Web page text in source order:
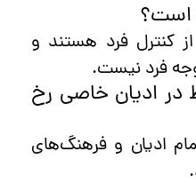
است؟
کنترل فرد هستند و
فرد نیست.
ادیان خاصی رخ
ادیان و فرهنگ‌های